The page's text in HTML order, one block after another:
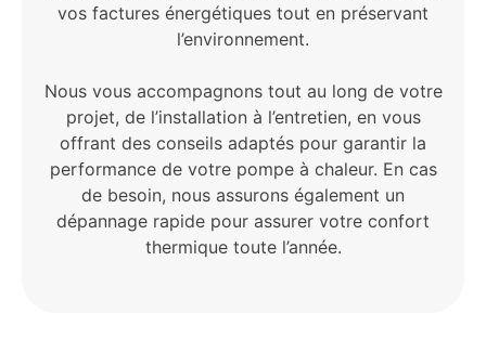
vos factures énergétiques tout en préservant
l’environnement.
Nous vous accompagnons tout au long de votre
projet, de l’installation à l’entretien, en vous
offrant des conseils adaptés pour garantir la
performance de votre pompe à chaleur. En cas
de besoin, nous assurons également un
dépannage rapide pour assurer votre confort
thermique toute l’année.